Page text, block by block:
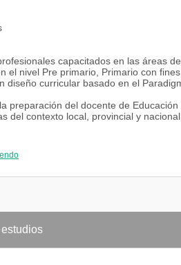
capacitados en las áreas
el nivel Pre primario, Primario con
diseño curricular basado en el
preparación del docente de
del contexto local, provincial y
de de Educación General Básica